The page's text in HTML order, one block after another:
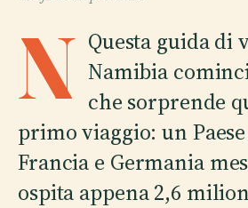
N Questa guida di
Namibia
che sorprende
primo viaggio: un
Francia e Germania
ospita appena 2,6